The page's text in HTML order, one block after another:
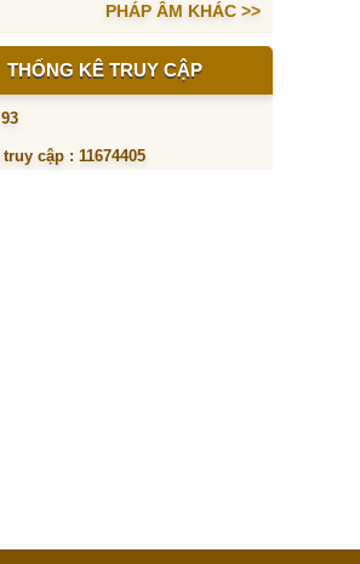
PHÁP ÂM KHÁC >>
THỐNG KÊ TRUY CẬP
cập : 11674405